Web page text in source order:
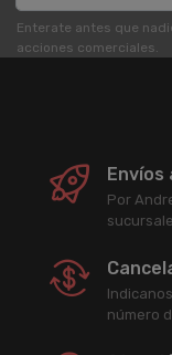
Enterate antes que
acciones comerciales.
Envíos
Por
número